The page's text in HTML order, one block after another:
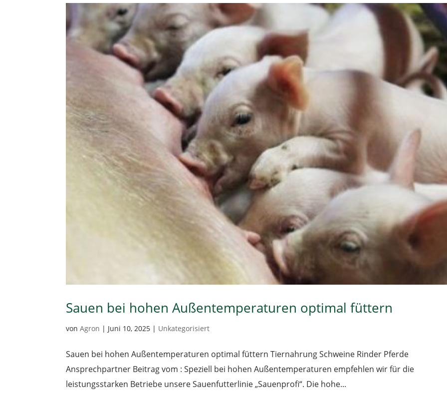
Sauen bei hohen Außentemperaturen optimal füttern
von Agron | Juni 10, 2025 | Unkategorisiert
Sauen bei hohen Außentemperaturen optimal füttern Tiernahrung Schweine Rinder Pferde
Ansprechpartner Beitrag vom : Speziell bei hohen Außentemperaturen empfehlen wir für die
leistungsstarken Betriebe unsere Sauenfutterlinie „Sauenprofi“. Die hohe...